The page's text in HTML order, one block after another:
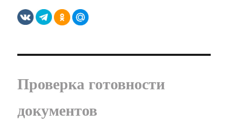
Проверка готовности
документов